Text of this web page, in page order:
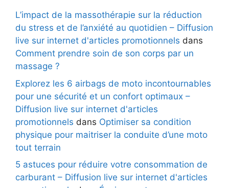
L’impact de la massothérapie sur la réduction
du stress et de l’anxiété au quotidien – Diffusion
live sur internet d'articles promotionnels dans
Comment prendre soin de son corps par un
massage ?
Explorez les 6 airbags de moto incontournables
pour une sécurité et un confort optimaux –
Diffusion live sur internet d'articles
promotionnels dans Optimiser sa condition
physique pour maitriser la conduite d’une moto
tout terrain
5 astuces pour réduire votre consommation de
carburant – Diffusion live sur internet d'articles